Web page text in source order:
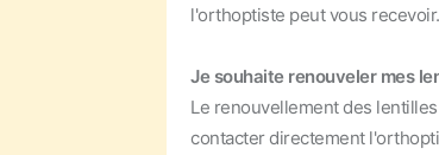
l'orthoptiste peut vous recevoir.
Je souhaite renouveler mes
Le renouvellement des
contacter directement